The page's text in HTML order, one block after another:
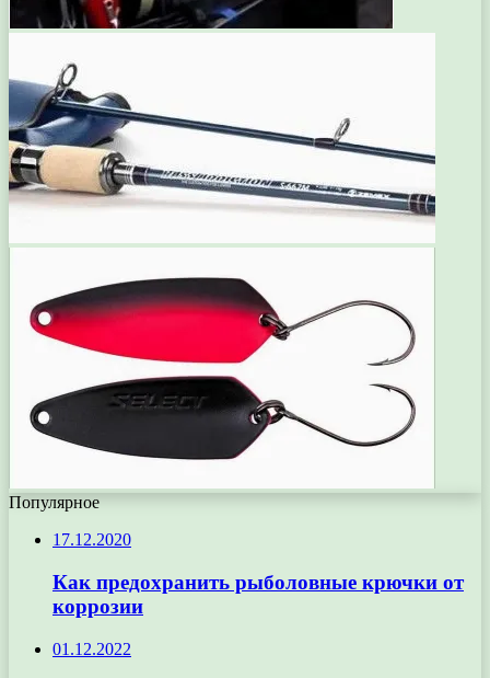
Популярное
17.12.2020
Как предохранить рыболовные крючки от
коррозии
01.12.2022